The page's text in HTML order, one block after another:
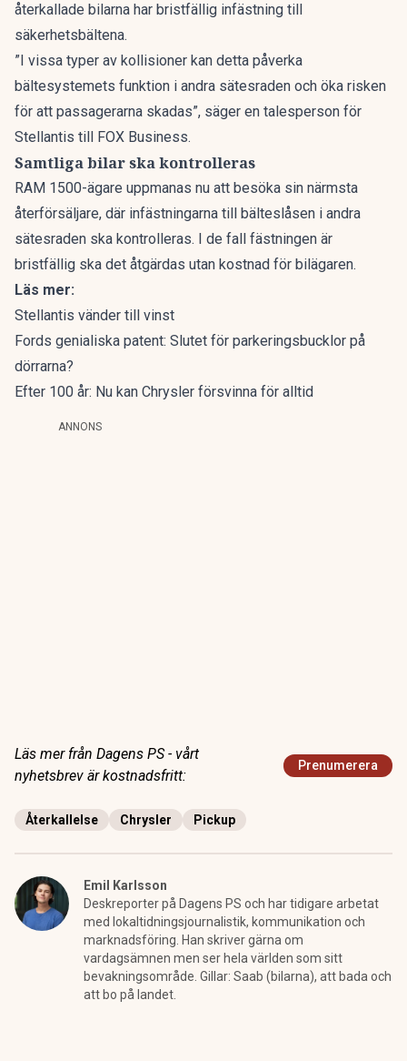
återkallade bilarna har bristfällig infästning till
säkerhetsbältena.
”I vissa typer av kollisioner kan detta påverka
bältesystemets funktion i andra sätesraden och öka risken
för att passagerarna skadas”, säger en talesperson för
Stellantis till FOX Business.
Samtliga bilar ska kontrolleras
RAM 1500-ägare uppmanas nu att besöka sin närmsta
återförsäljare, där infästningarna till bälteslåsen i andra
sätesraden ska kontrolleras. I de fall fästningen är
bristfällig ska det åtgärdas utan kostnad för bilägaren.
Läs mer:
Stellantis vänder till vinst
Fords genialiska patent: Slutet för parkeringsbucklor på
dörrarna?
Efter 100 år: Nu kan Chrysler försvinna för alltid
ANNONS
Läs mer från Dagens PS - vårt
nyhetsbrev är kostnadsfritt:
Prenumerera
Återkallelse Chrysler Pickup
Emil Karlsson
Deskreporter på Dagens PS och har tidigare arbetat
med lokaltidningsjournalistik, kommunikation och
marknadsföring. Han skriver gärna om
vardagsämnen men ser hela världen som sitt
bevakningsområde. Gillar: Saab (bilarna), att bada och
att bo på landet.